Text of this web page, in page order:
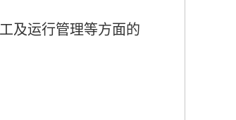
及运行管理等方面的